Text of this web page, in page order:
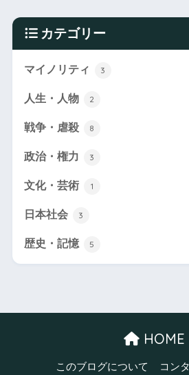
カテゴリー
マイノリティ 3
人生・人物 2
戦争・虐殺 8
政治・権力 3
文化・芸術 1
日本社会 3
歴史・記憶 5
HOME
このブログについて コン